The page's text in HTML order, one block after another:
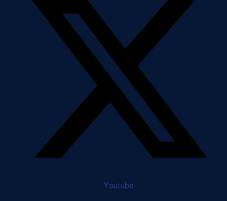
Youtube